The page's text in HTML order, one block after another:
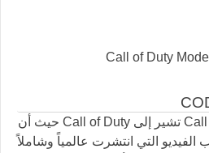
لعبة Call of Duty Call of Duty تشير إلى Call of Duty حيث أن
الفيديو التي انتشرت عالمياً وشاملاً